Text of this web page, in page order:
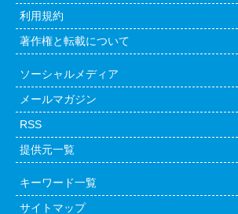
利用規約
著作権と転載について
ソーシャルメディア
メールマガジン
RSS
提供元一覧
キーワード一覧
サイトマップ